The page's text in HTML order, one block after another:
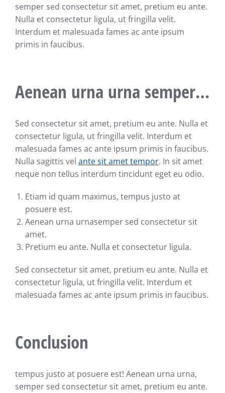
semper sed consectetur sit amet, pretium eu ante.
Nulla et consectetur ligula, ut fringilla velit.
Interdum et malesuada fames ac ante ipsum
primis in faucibus.
Aenean urna urna semper…
Sed consectetur sit amet, pretium eu ante. Nulla et
consectetur ligula, ut fringilla velit. Interdum et
malesuada fames ac ante ipsum primis in faucibus.
Nulla sagittis vel ante sit amet tempor. In sit amet
neque non tellus interdum tincidunt eget eu odio.
Etiam id quam maximus, tempus justo at
posuere est.
Aenean urna urnasemper sed consectetur sit
amet.
Pretium eu ante. Nulla et consectetur ligula.
Sed consectetur sit amet, pretium eu ante. Nulla et
consectetur ligula, ut fringilla velit. Interdum et
malesuada fames ac ante ipsum primis in faucibus.
Conclusion
tempus justo at posuere est! Aenean urna urna,
semper sed consectetur sit amet, pretium eu ante.